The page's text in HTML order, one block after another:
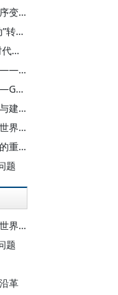
周力：国外政要学界关于当代国际秩序变革的观点述评
周力：乌克兰危机：从“特别军事行动”转向全面战争——俄罗斯政界学界对当前局势的研判
周力：引领人工智能治理变革 把握时代发展主动——人工智能全球治理的中国担当与世界意义
周力：变局中的世界秩序与中国方位——2026年6月国际形势的观察与思考
周力：重回国际热点的乌克兰问题——G7峰会同俄罗斯新一轮的较量
周力：共产国际和斯大林对中国革命与建设的影响和帮助
周力：俄罗斯黄金产量现状及对俄和世界经济的影响
周力：习近平总书记对朝鲜国事访问的重大意义
题
周力：俄罗斯黄金产量现状及对俄和世界经济的影响
题
革